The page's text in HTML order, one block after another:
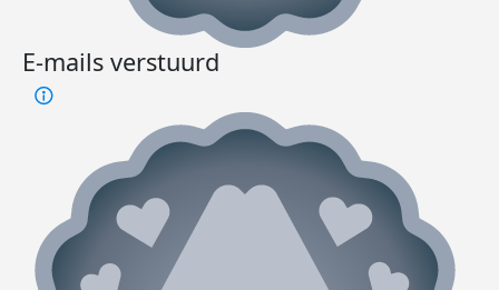
E-mails verstuurd